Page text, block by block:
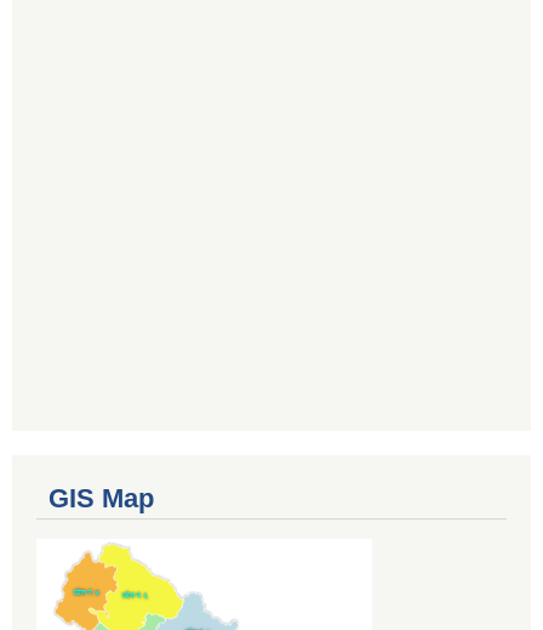
GIS Map